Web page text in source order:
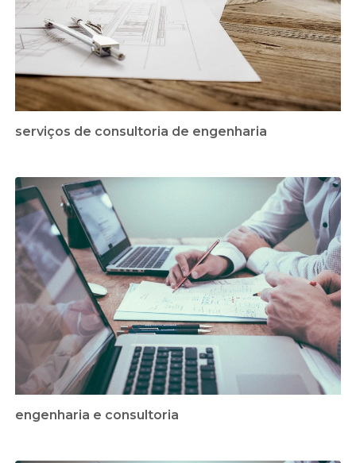
serviços de consultoria de engenharia
engenharia e consultoria